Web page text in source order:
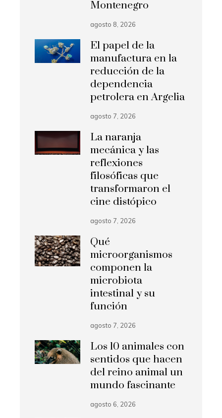
Montenegro
agosto 8, 2026
El papel de la
manufactura en la
reducción de la
dependencia
petrolera en Argelia
agosto 7, 2026
La naranja
mecánica y las
reflexiones
filosóficas que
transformaron el
cine distópico
agosto 7, 2026
Qué
microorganismos
componen la
microbiota
intestinal y su
función
agosto 7, 2026
Los 10 animales con
sentidos que hacen
del reino animal un
mundo fascinante
agosto 6, 2026